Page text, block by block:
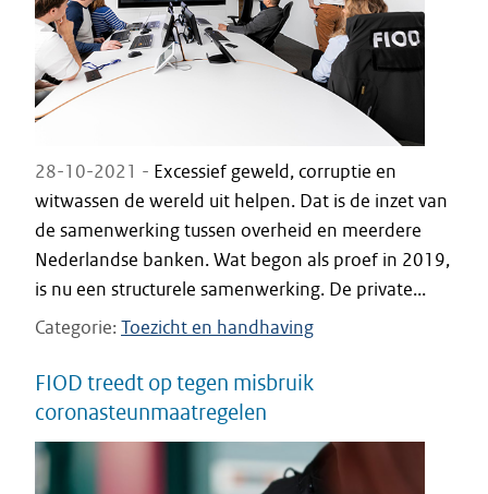
28-10-2021 - Excessief geweld, corruptie en
witwassen de wereld uit helpen. Dat is de inzet van
de samenwerking tussen overheid en meerdere
Nederlandse banken. Wat begon als proef in 2019,
is nu een structurele samenwerking. De private...
Categorie Toezicht en handhaving
FIOD treedt op tegen misbruik
coronasteunmaatregelen